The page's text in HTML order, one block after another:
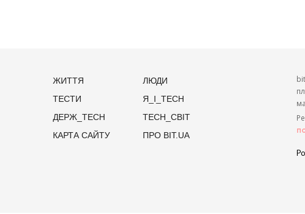
ЖИТТЯ
ЛЮДИ
ТЕСТИ
Я_І_TECH
ДЕРЖ_TECH
TECH_СВІТ
КАРТА САЙТУ
ПРО BIT.UA